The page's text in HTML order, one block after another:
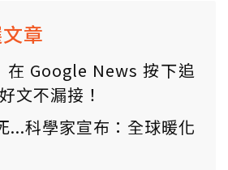
章
在 Google News 按下追
文不漏接！
...科學家宣布：全球暖化